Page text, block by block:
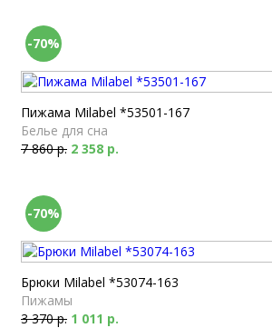
-70%
Пижама Milabel *53501-167
Белье для сна
7 860 р. 2 358 р.
-70%
Брюки Milabel *53074-163
Пижамы
3 370 р. 1 011 р.